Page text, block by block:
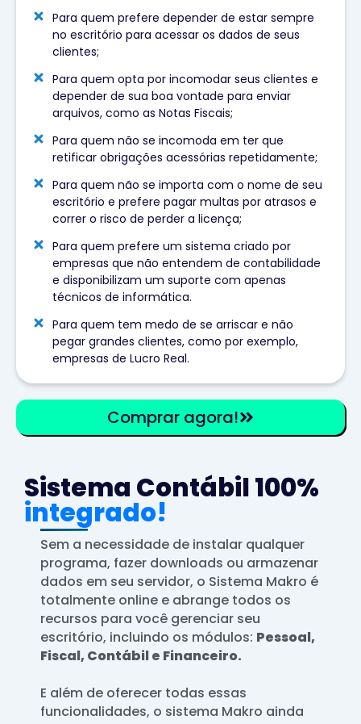
Para quem prefere depender de estar sempre
no escritório para acessar os dados de seus
clientes;
Para quem opta por incomodar seus clientes e
depender de sua boa vontade para enviar
arquivos, como as Notas Fiscais;
Para quem não se incomoda em ter que
retificar obrigações acessórias repetidamente;
Para quem não se importa com o nome de seu
escritório e prefere pagar multas por atrasos e
correr o risco de perder a licença;
Para quem prefere um sistema criado por
empresas que não entendem de contabilidade
e disponibilizam um suporte com apenas
técnicos de informática.
Para quem tem medo de se arriscar e não
pegar grandes clientes, como por exemplo,
empresas de Lucro Real.
Comprar agora!
Sistema Contábil 100%
integrado!
Sem a necessidade de instalar qualquer
programa, fazer downloads ou armazenar
dados em seu servidor, o Sistema Makro é
totalmente online e abrange todos os
recursos para você gerenciar seu
escritório, incluindo os módulos: Pessoal,
Fiscal, Contábil e Financeiro.
E além de oferecer todas essas
funcionalidades, o sistema Makro ainda